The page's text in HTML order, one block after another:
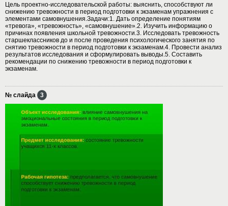
Цель проектно-исследовательской работы: выяснить, способствуют ли
снижению тревожности в период подготовки к экзаменам упражнения с
элементами самовнушения.Задачи:1. Дать определение понятиям
«тревога», «тревожность», «самовнушение».2. Изучить информацию о
причинах появления школьной тревожности.3. Исследовать тревожность
старшеклассников до и после проведения психологического занятия по
снятию тревожности в период подготовки к экзаменам.4. Провести анализ
результатов исследования и сформулировать выводы.5. Составить
рекомендации по снижению тревожности в период подготовки к
экзаменам.
№ слайда 3